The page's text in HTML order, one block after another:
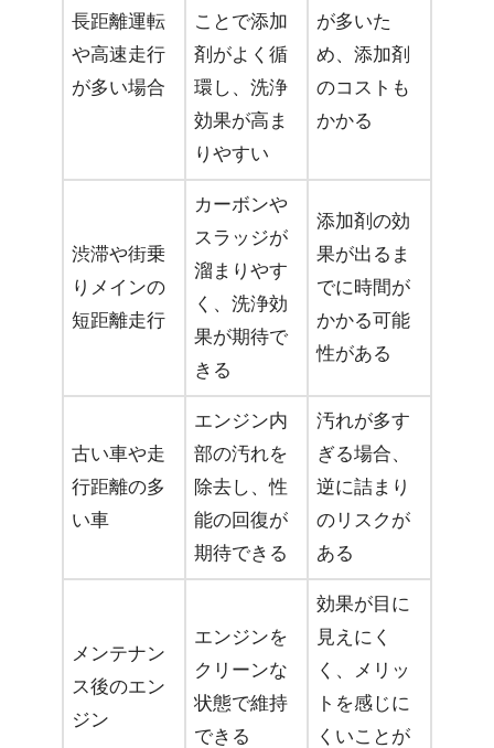
長距離運転
や高速走行
が多い場合
ことで添加
剤がよく循
環し、洗浄
効果が高ま
りやすい
が多いた
め、添加剤
のコストも
かかる
渋滞や街乗
りメインの
短距離走行
カーボンや
スラッジが
溜まりやす
く、洗浄効
果が期待で
きる
添加剤の効
果が出るま
でに時間が
かかる可能
性がある
古い車や走
行距離の多
い車
エンジン内
部の汚れを
除去し、性
能の回復が
期待できる
汚れが多す
ぎる場合、
逆に詰まり
のリスクが
ある
メンテナン
ス後のエン
ジン
エンジンを
クリーンな
状態で維持
できる
効果が目に
見えにく
く、メリッ
トを感じに
くいことが